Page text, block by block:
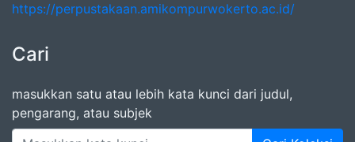
https://perpustakaan.amikompurwokerto.ac.id/
Cari
masukkan satu atau lebih kata kunci dari judul,
pengarang, atau subjek